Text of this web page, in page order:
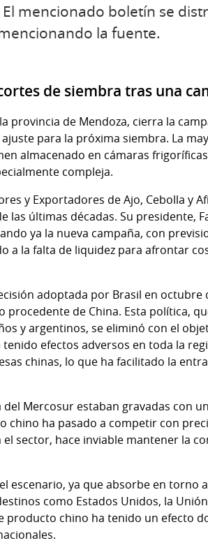
mencionado boletín se
la fuente.
de siembra tras una
provincia de Mendoza, cierra la
para la próxima siembra. La
almacenado en cámaras
compleja.
y Exportadores de Ajo, Cebolla y
últimas décadas. Su presidente,
ya la nueva campaña, con
a la falta de liquidez para afrontar
adoptada por Brasil en octubre
de China. Esta política,
y argentinos, se eliminó con el
efectos adversos en toda la
chinas, lo que ha facilitado la
Mercosur estaban gravadas con
chino ha pasado a competir con
sector, hace inviable mantener la
escenario, ya que absorbe en torno
como Estados Unidos, la
producto chino ha tenido un efecto